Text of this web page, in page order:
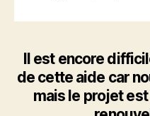
Il est encore
de cette aide car
mais le projet